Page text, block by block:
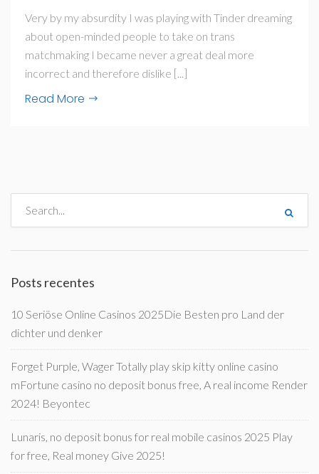
Very by my absurdity I was playing with Tinder dreaming
about open-minded people to take on trans
matchmaking I became never a great deal more
incorrect and therefore dislike [...]
Read More
Posts recentes
10 Seriöse Online Casinos 2025Die Besten pro Land der
dichter und denker
Forget Purple, Wager Totally play skip kitty online casino
mFortune casino no deposit bonus free, A real income Render
2024! Beyontec
Lunaris, no deposit bonus for real mobile casinos 2025 Play
for free, Real money Give 2025!